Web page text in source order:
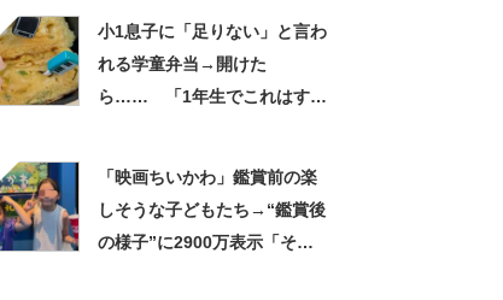
小1息子に「足りない」と言わ
れる学童弁当→開けた
ら…… 「1年生でこれはすご
「映画ちいかわ」鑑賞前の楽
しそうな子どもたち→“鑑賞後
の様子”に2900万表示「そう